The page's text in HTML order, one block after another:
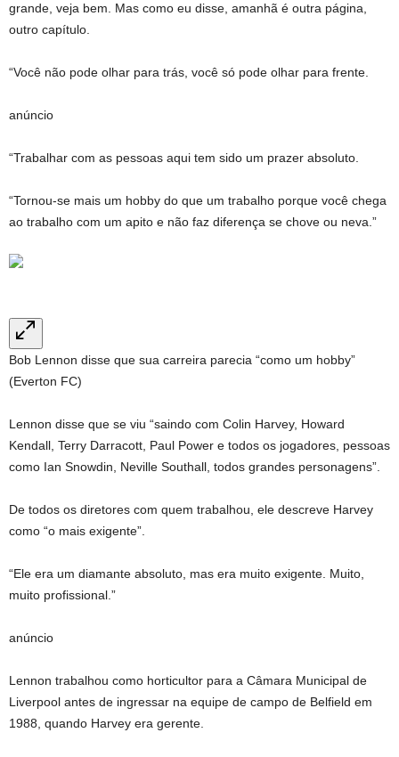
grande, veja bem. Mas como eu disse, amanhã é outra página,
outro capítulo.
“Você não pode olhar para trás, você só pode olhar para frente.
anúncio
“Trabalhar com as pessoas aqui tem sido um prazer absoluto.
“Tornou-se mais um hobby do que um trabalho porque você chega
ao trabalho com um apito e não faz diferença se chove ou neva.”
Bob Lennon disse que sua carreira parecia “como um hobby”
(Everton FC)
Lennon disse que se viu “saindo com Colin Harvey, Howard
Kendall, Terry Darracott, Paul Power e todos os jogadores, pessoas
como Ian Snowdin, Neville Southall, todos grandes personagens”.
De todos os diretores com quem trabalhou, ele descreve Harvey
como “o mais exigente”.
“Ele era um diamante absoluto, mas era muito exigente. Muito,
muito profissional.”
anúncio
Lennon trabalhou como horticultor para a Câmara Municipal de
Liverpool antes de ingressar na equipe de campo de Belfield em
1988, quando Harvey era gerente.